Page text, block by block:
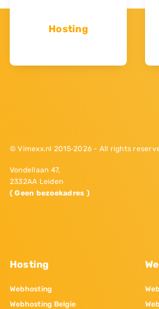
Hosting
© Vimexx.nl 2015‐2026 - All rights
Vondellaan 47,
2332AA Leiden
( Geen bezoekadres )
Hosting
Webhosting
Webhosting Belgie